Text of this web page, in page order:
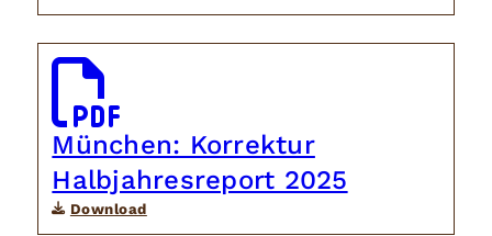
München: Korrektur
Halbjahresreport 2025
Download